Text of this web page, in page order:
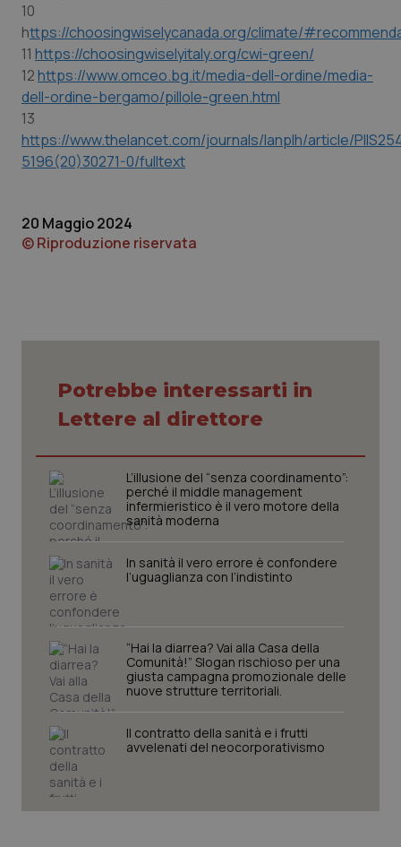
10
https://choosingwiselycanada.org/climate/
11 https://choosingwiselyitaly.org/cwi-green/
12https://www.omceo.bg.it/media-dell-ordine/media-
dell-ordine-bergamo/pillole-green.html
13
https://www.thelancet.com/journals/lanplh/article/
5196(20)30271-0/fulltext
20 Maggio 2024
© Riproduzione riservata
Potrebbe interessarti in
Lettere al direttore
L’illusione del “senza coordinamento”:
perché il middle management
infermieristico è il vero motore della
sanità moderna
In sanità il vero errore è confondere
l’uguaglianza con l’indistinto
“Hai la diarrea? Vai alla Casa della
Comunità!” Slogan rischioso per una
giusta campagna promozionale delle
nuove strutture territoriali.
Il contratto della sanità e i frutti
avvelenati del neocorporativismo